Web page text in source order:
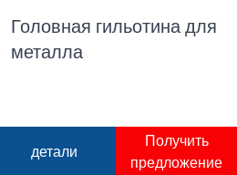
Головная гильотина для
металла
детали
Получить
предложение